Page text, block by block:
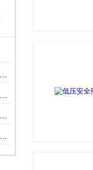
操作直流高压发生器必须注意的六个事项
智能型单相继电保护测试仪的保养与维修
进行变压器直流电阻测试需要注意什么
大电流发生器的作用是什么，使用时需要注意什么？